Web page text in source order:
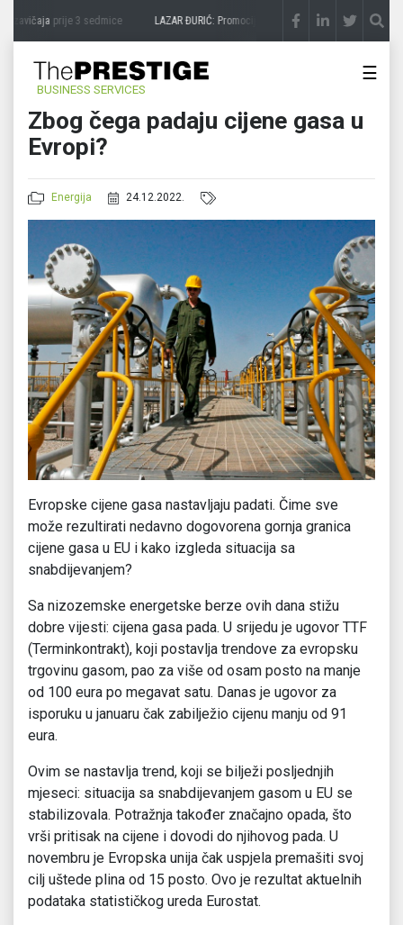
zavičajaprije 3 sedmice LAZAR ĐURIĆ: Promocija potencijal pretvara u destinaciju
BUSINESS SERVICES
☰
Zbog čega padaju cijene gasa u
Evropi?
Energija 24.12.2022.
Evropske cijene gasa nastavljaju padati. Čime sve
može rezultirati nedavno dogovorena gornja granica
cijene gasa u EU i kako izgleda situacija sa
snabdijevanjem?
Sa nizozemske energetske berze ovih dana stižu
dobre vijesti: cijena gasa pada. U srijedu je ugovor TTF
(Terminkontrakt), koji postavlja trendove za evropsku
trgovinu gasom, pao za više od osam posto na manje
od 100 eura po megavat satu. Danas je ugovor za
isporuku u januaru čak zabilježio cijenu manju od 91
eura.
Ovim se nastavlja trend, koji se bilježi posljednjih
mjeseci: situacija sa snabdijevanjem gasom u EU se
stabilizovala. Potražnja također značajno opada, što
vrši pritisak na cijene i dovodi do njihovog pada. U
novembru je Evropska unija čak uspjela premašiti svoj
cilj uštede plina od 15 posto. Ovo je rezultat aktuelnih
podataka statističkog ureda Eurostat.